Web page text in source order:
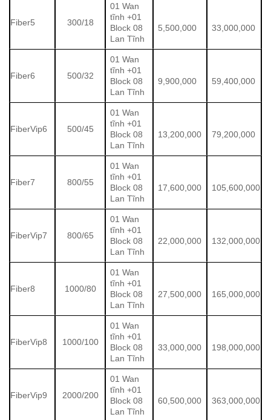
Fiber5 300/18
01 Wan
tĩnh +01
Block 08
Lan Tĩnh
5,500,000 33,000,000
Fiber6 500/32
01 Wan
tĩnh +01
Block 08
Lan Tĩnh
9,900,000 59,400,000
FiberVip6 500/45
01 Wan
tĩnh +01
Block 08
Lan Tĩnh
13,200,000 79,200,000
Fiber7 800/55
01 Wan
tĩnh +01
Block 08
Lan Tĩnh
17,600,000 105,600,000
FiberVip7 800/65
01 Wan
tĩnh +01
Block 08
Lan Tĩnh
22,000,000 132,000,000
Fiber8 1000/80
01 Wan
tĩnh +01
Block 08
Lan Tĩnh
27,500,000 165,000,000
FiberVip8 1000/100
01 Wan
tĩnh +01
Block 08
Lan Tĩnh
33,000,000 198,000,000
FiberVip9 2000/200
01 Wan
tĩnh +01
Block 08
Lan Tĩnh
60,500,000 363,000,000